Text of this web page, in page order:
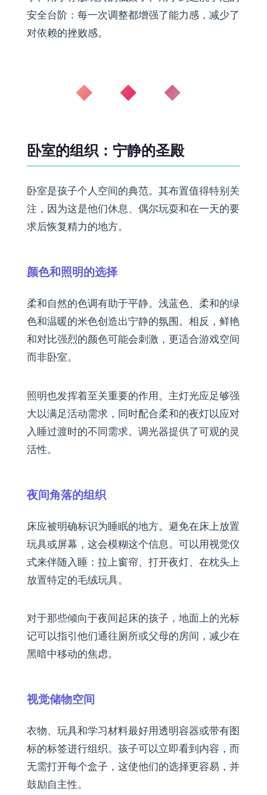
安全台阶：每一次调整都增强了能力感，减少了
对依赖的挫败感。
◆ ◆ ◆
卧室的组织：宁静的圣殿
卧室是孩子个人空间的典范。其布置值得特别关
注，因为这是他们休息、偶尔玩耍和在一天的要
求后恢复精力的地方。
颜色和照明的选择
柔和自然的色调有助于平静。浅蓝色、柔和的绿
色和温暖的米色创造出宁静的氛围。相反，鲜艳
和对比强烈的颜色可能会刺激，更适合游戏空间
而非卧室。
照明也发挥着至关重要的作用。主灯光应足够强
大以满足活动需求，同时配合柔和的夜灯以应对
入睡过渡时的不同需求。调光器提供了可观的灵
活性。
夜间角落的组织
床应被明确标识为睡眠的地方。避免在床上放置
玩具或屏幕，这会模糊这个信息。可以用视觉仪
式来伴随入睡：拉上窗帘、打开夜灯、在枕头上
放置特定的毛绒玩具。
对于那些倾向于夜间起床的孩子，地面上的光标
记可以指引他们通往厕所或父母的房间，减少在
黑暗中移动的焦虑。
视觉储物空间
衣物、玩具和学习材料最好用透明容器或带有图
标的标签进行组织。孩子可以立即看到内容，而
无需打开每个盒子，这使他们的选择更容易，并
鼓励自主性。